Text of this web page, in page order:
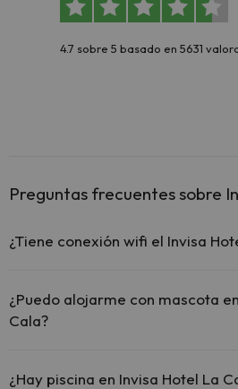
4.7 sobre 5 basado en 5631
Preguntas frecuentes sobre
¿Tiene conexión wifi el Invisa
comunes.
El Invisa Hotel La Cala dispone de
¿Puedo alojarme con mascota
Cala?
¿Hay piscina en Invisa Hotel La